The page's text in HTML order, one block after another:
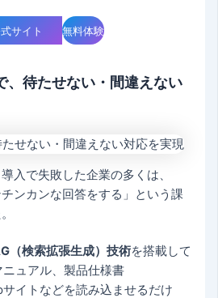
サイト 無料体験
待たせない・間違えない
入で失敗した企業の多くは、
チンカンな回答をする」という課
（検索拡張生成）技術を搭載して
ュアル、製品仕様書
サイトなどを読み込ませるだけ